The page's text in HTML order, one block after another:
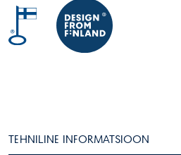
TEHNILINE INFORMATSIOON